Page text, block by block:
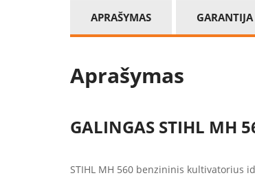
APRAŠYMAS GARANTIJA
Aprašymas
GALINGAS STIHL MH
STIHL MH 560 benzininis kultivatorius